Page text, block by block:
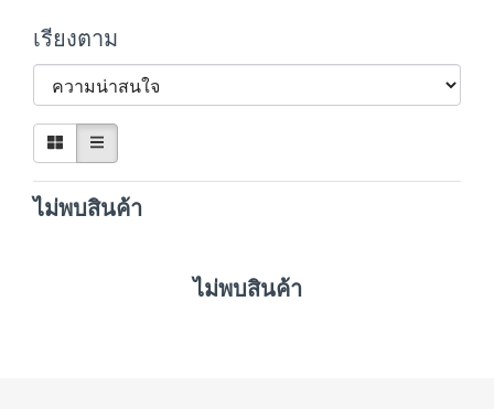
เรียงตาม
ไม่พบสินค้า
ไม่พบสินค้า